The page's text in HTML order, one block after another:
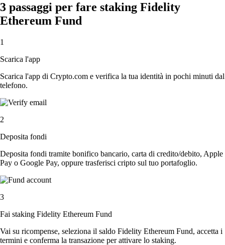
3 passaggi per fare staking Fidelity
Ethereum Fund
1
Scarica l'app
Scarica l'app di Crypto.com e verifica la tua identità in pochi minuti dal
telefono.
2
Deposita fondi
Deposita fondi tramite bonifico bancario, carta di credito/debito, Apple
Pay o Google Pay, oppure trasferisci cripto sul tuo portafoglio.
3
Fai staking Fidelity Ethereum Fund
Vai su ricompense, seleziona il saldo Fidelity Ethereum Fund, accetta i
termini e conferma la transazione per attivare lo staking.